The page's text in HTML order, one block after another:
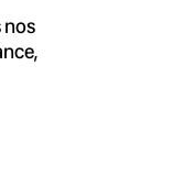
nos